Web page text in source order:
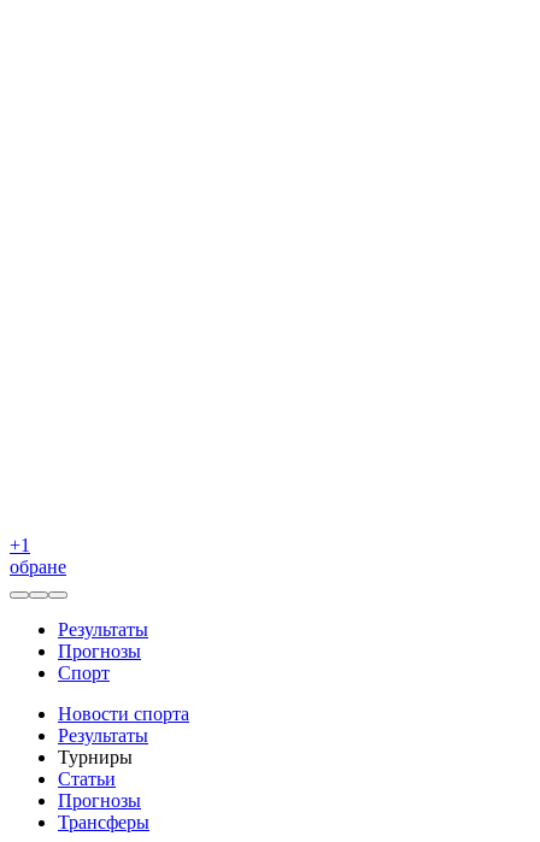
+1
обране
Результаты
Прогнозы
Спорт
Новости спорта
Результаты
Турниры
Статьи
Прогнозы
Трансферы